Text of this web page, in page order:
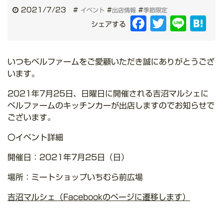
2021/7/23 # イベント #出店情報 #季節限定
シェアする Facebook
Twitter Line
いつもベルファームをご愛顧いただき誠にありがとうござ
います。
2021年7月25日、日曜日に開催される吉沼マルシェに
ベルファームのキッチンカーが出店しますのでお知らせで
ございます。
〇イベント詳細
開催日：2021年7月25日（日）
場所：ミートショップいちむら前広場
吉沼マルシェ（Facebookのページに遷移します）